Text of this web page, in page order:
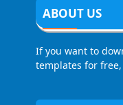
ABOUT US
If you want to
templates for